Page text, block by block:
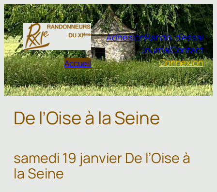
Aller
au
contenu
Accueil
AdhésionRando. d’essai
JournalContact
Connexion
De l’Oise à la Seine
samedi 19 janvier De l’Oise à
la Seine